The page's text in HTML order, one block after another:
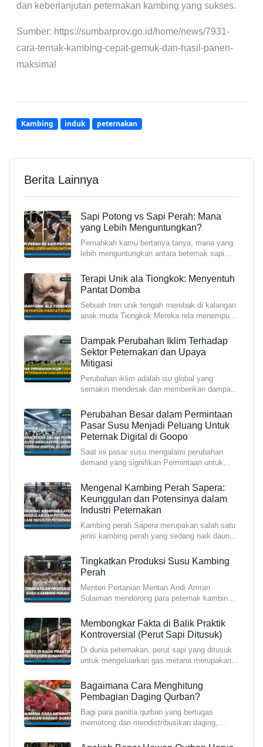
dan keberlanjutan peternakan kambing yang sukses.
Sumber: https://sumbarprov.go.id/home/news/7931-
cara-ternak-kambing-cepat-gemuk-dan-hasil-panen-
maksimal
Kambing induk peternakan
Berita Lainnya
Sapi Potong vs Sapi Perah: Mana
yang Lebih Menguntungkan?
Pernahkah kamu bertanya tanya, mana yang
lebih menguntungkan antara beternak sapi
Terapi Unik ala Tiongkok: Menyentuh
Pantat Domba
Sebuah tren unik tengah merebak di kalangan
anak muda Tiongkok Mereka rela menempuh
Dampak Perubahan Iklim Terhadap
Sektor Peternakan dan Upaya
Mitigasi
Perubahan iklim adalah isu global yang
semakin mendesak dan memberikan dampak
Perubahan Besar dalam Permintaan
Pasar Susu Menjadi Peluang Untuk
Peternak Digital di Goopo
Saat ini pasar susu mengalami perubahan
demand yang signifikan Permintaan untuk
Mengenal Kambing Perah Sapera:
Keunggulan dan Potensinya dalam
Industri Peternakan
Kambing perah Sapera merupakan salah satu
jenis kambing perah yang sedang naik daun di
Tingkatkan Produksi Susu Kambing
Perah
Menteri Pertanian Mentan Andi Amran
Sulaiman mendorong para peternak kambing
Membongkar Fakta di Balik Praktik
Kontroversial (Perut Sapi Ditusuk)
Di dunia peternakan, perut sapi yang ditusuk
untuk mengeluarkan gas metana merupakan
Bagaimana Cara Menghitung
Pembagian Daging Qurban?
Bagi para panitia qurban yang bertugas
memotong dan mendistribusikan daging,